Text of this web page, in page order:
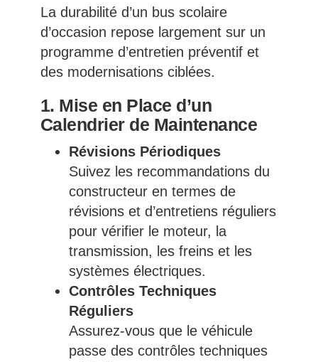
La durabilité d’un bus scolaire
d’occasion repose largement sur un
programme d’entretien préventif et
des modernisations ciblées.
1. Mise en Place d’un
Calendrier de Maintenance
Révisions Périodiques
Suivez les recommandations du
constructeur en termes de
révisions et d’entretiens réguliers
pour vérifier le moteur, la
transmission, les freins et les
systèmes électriques.
Contrôles Techniques
Réguliers
Assurez-vous que le véhicule
passe des contrôles techniques